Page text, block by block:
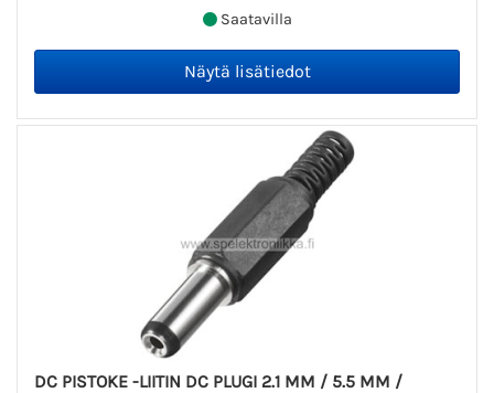
Saatavilla
DC PISTOKE -LIITIN DC PLUGI 2.1 MM / 5.5 MM /